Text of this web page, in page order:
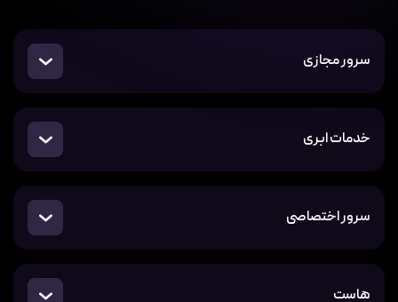
سرور مجازی
خدمات ابری
سرور اختصاصی
هاست